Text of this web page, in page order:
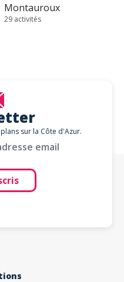
Montauroux
29 activités
sur la Côte d'Azur.
email